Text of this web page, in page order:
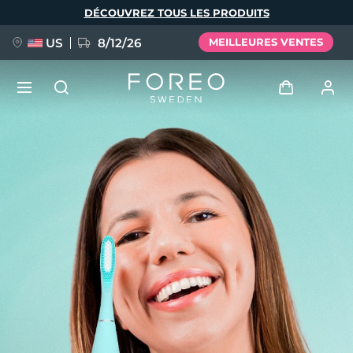
DÉCOUVREZ TOUS LES PRODUITS
US 8/12/26 MEILLEURES VENTES
Profil de l'utilisateur
Mes appareils
Mes commandes
Mes adresses
Mes abonnements
FAQ™ Pure Beauty-Tech Elixir
BREAKING NEWS
issa™ Teeth Whitening Set
Deutsch
Español
Français
Italiano
Português
Svenska
Русский
简体中文 繁體中文